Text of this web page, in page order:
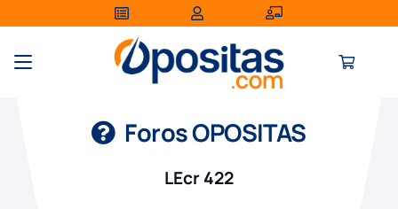
Foros OPOSITAS
LEcr 422